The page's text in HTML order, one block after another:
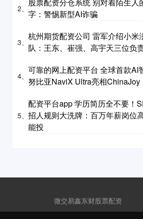
2、
股票配资分仓系统 别对着陌生人
字：警惕新型AI诈骗
3、
杭州期货配资公司 雷军介绍小米
队：王东、崔强、高宇天三位负
4、
可靠的网上配资平台 全球首款AI
努比亚NaviX Ultra亮相ChinaJoy
5、
配资平台app 学历简历全不要！
招人规则大洗牌：百万年薪岗位
能投
微交易鑫东财股票配资